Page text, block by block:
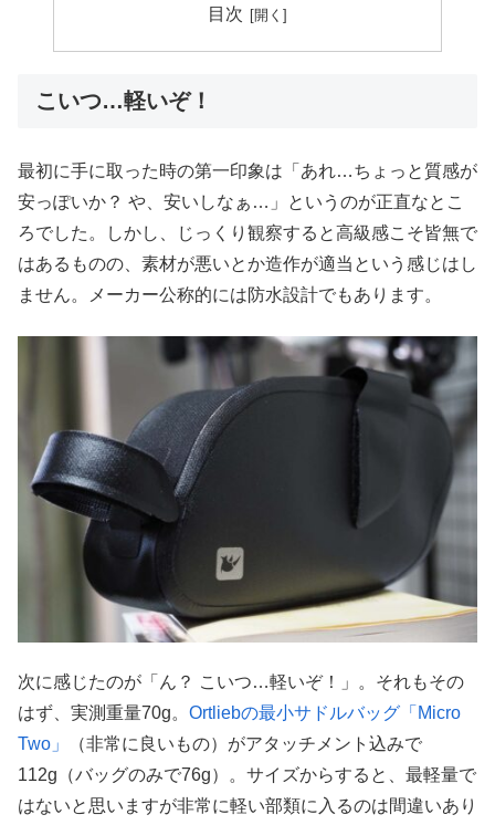
目次
こいつ…軽いぞ！
最初に手に取った時の第一印象は「あれ…ちょっと質感が
安っぽいか？ や、安いしなぁ…」というのが正直なとこ
ろでした。しかし、じっくり観察すると高級感こそ皆無で
はあるものの、素材が悪いとか造作が適当という感じはし
ません。メーカー公称的には防水設計でもあります。
次に感じたのが「ん？ こいつ…軽いぞ！」。それもその
はず、実測重量70g。 Ortliebの最小サドルバッグ「Micro
Two」
（非常に良いもの）がアタッチメント込みで
112g（バッグのみで76g）。サイズからすると、最軽量で
はないと思いますが非常に軽い部類に入るのは間違いあり